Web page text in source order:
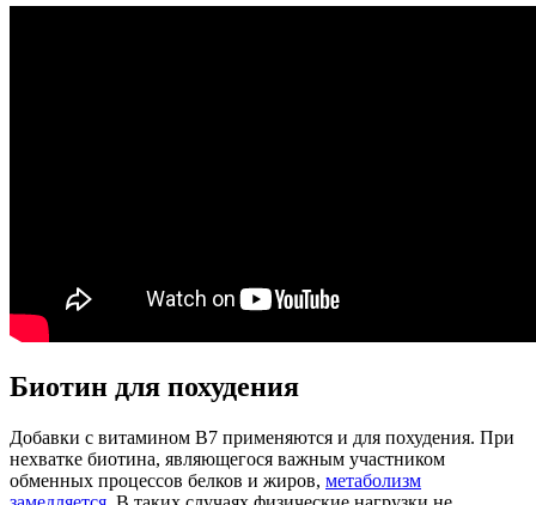
Биотин для похудения
Добавки с витамином B7 применяются и для похудения. При
нехватке биотина, являющегося важным участником
обменных процессов белков и жиров, метаболизм